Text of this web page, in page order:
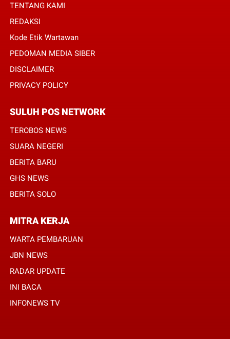
TENTANG KAMI
REDAKSI
Kode Etik Wartawan
PEDOMAN MEDIA SIBER
DISCLAIMER
PRIVACY POLICY
SULUH POS NETWORK
TEROBOS NEWS
SUARA NEGERI
BERITA BARU
GHS NEWS
BERITA SOLO
MITRA KERJA
WARTA PEMBARUAN
JBN NEWS
RADAR UPDATE
INI BACA
INFONEWS TV